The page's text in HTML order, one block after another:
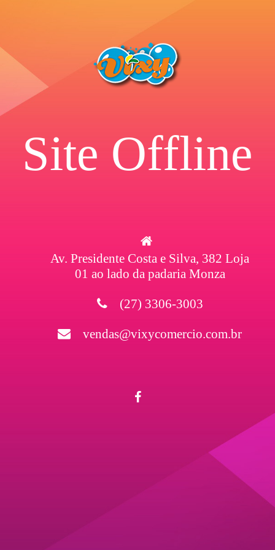
Site Offline
Av. Presidente Costa e Silva, 382 Loja
01 ao lado da padaria Monza
(27) 3306-3003
vendas@vixycomercio.com.br